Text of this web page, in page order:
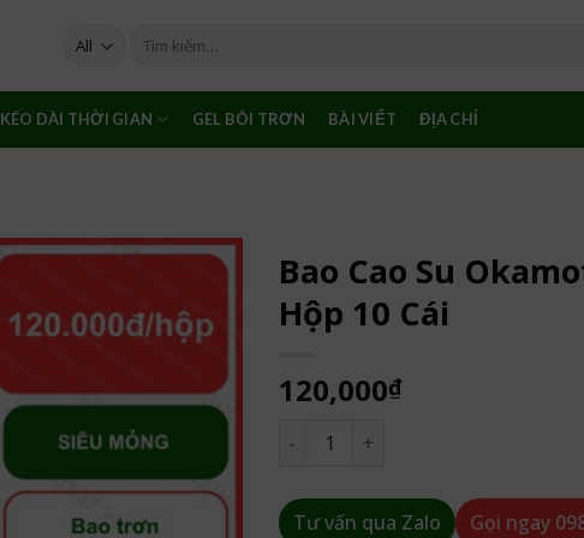
Tìm
KÉO DÀI THỜI GIAN GEL BÔI TRƠN BÀI VIẾT ĐỊA CHỈ
Bao Cao Su
Hộp 10 Cái
120,000₫
Bao Cao Su Okamoto Hương Dâu
Tư vấn qua Zalo Gọi ngay